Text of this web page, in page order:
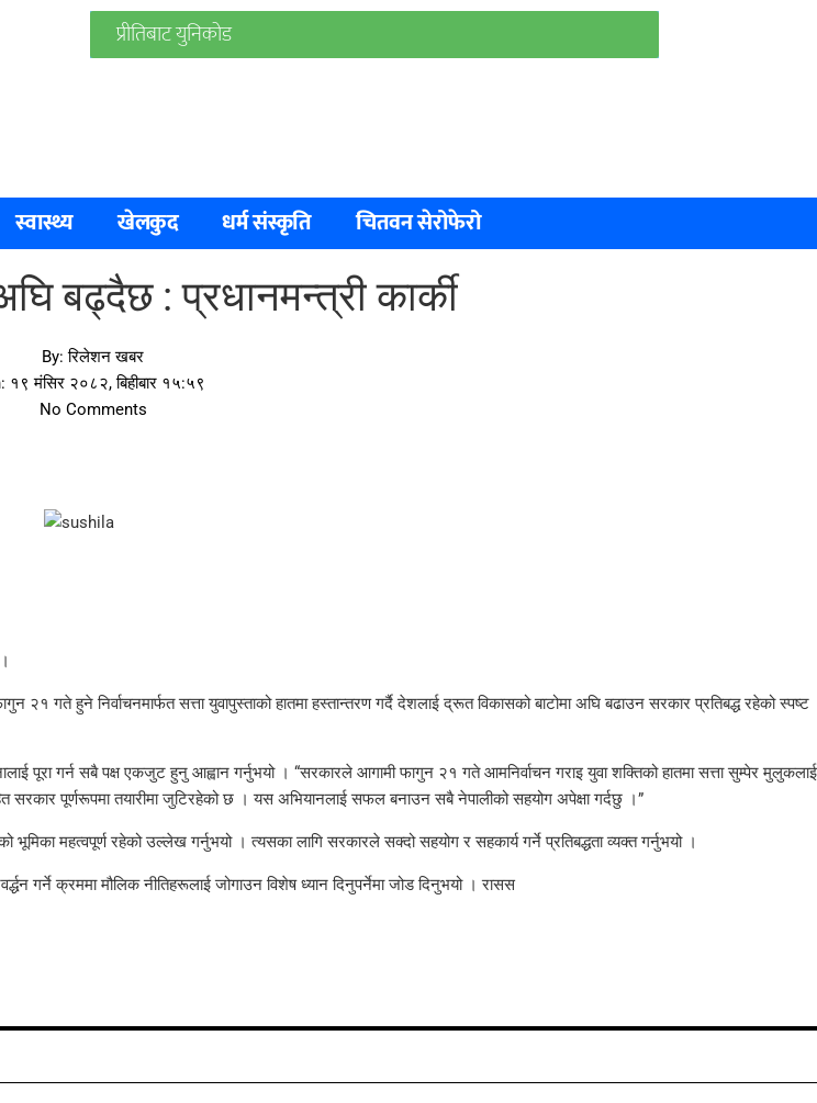
प्रीतिबाट युनिकोड
स्वास्थ्य खेलकुद धर्म संस्कृति चितवन सेरोफेरो
बढ्दैछ : प्रधानमन्त्री कार्की
By: रिलेशन खबर
१९ मंसिर २०८२, बिहीबार १५:५९
No Comments
गते हुने निर्वाचनमार्फत सत्ता युवापुस्ताको हातमा हस्तान्तरण गर्दै देशलाई द्रूत विकासको बाटोमा अघि बढाउन सरकार प्रतिबद्ध रहेको स्पष्ट
पूरा गर्न सबै पक्ष एकजुट हुनु आह्वान गर्नुभयो । “सरकारले आगामी फागुन २१ गते आमनिर्वाचन गराइ युवा शक्तिको हातमा सत्ता सुम्पेर मुलुकलाई
सरकार पूर्णरूपमा तयारीमा जुटिरहेको छ । यस अभियानलाई सफल बनाउन सबै नेपालीको सहयोग अपेक्षा गर्दछु ।”
महत्वपूर्ण रहेको उल्लेख गर्नुभयो । त्यसका लागि सरकारले सक्दो सहयोग र सहकार्य गर्ने प्रतिबद्धता व्यक्त गर्नुभयो ।
गर्ने क्रममा मौलिक नीतिहरूलाई जोगाउन विशेष ध्यान दिनुपर्नेमा जोड दिनुभयो । रासस